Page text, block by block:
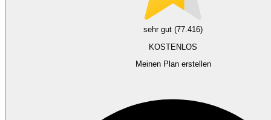
sehr gut (77.416)
KOSTENLOS
Meinen Plan erstellen